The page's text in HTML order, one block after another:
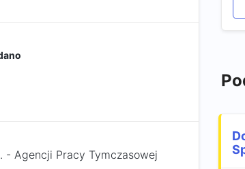
- Agencji Pracy Tymczasowej